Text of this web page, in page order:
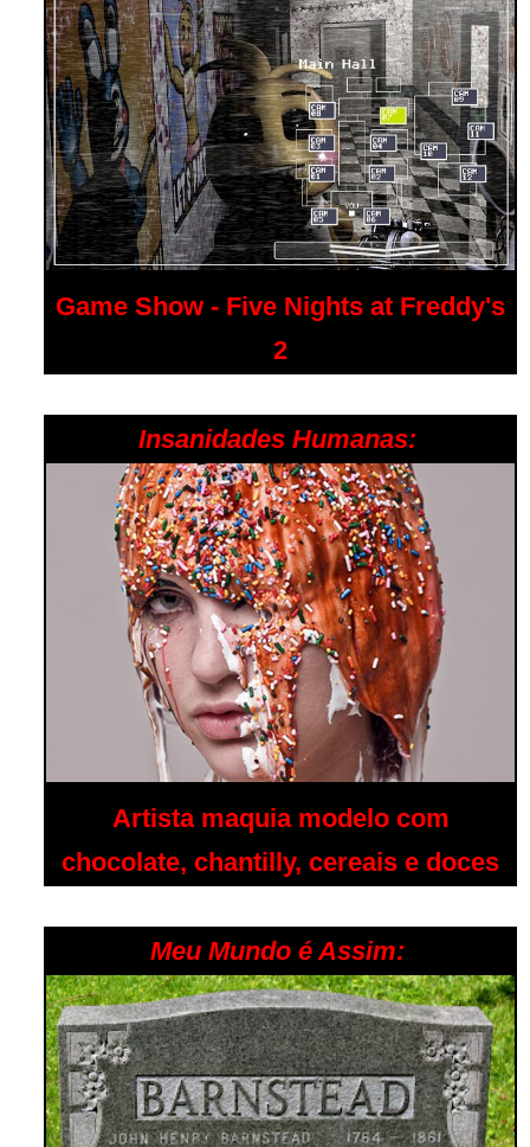
Game Show - Five Nights at Freddy's
2
Insanidades Humanas:
Artista maquia modelo com
chocolate, chantilly, cereais e doces
Meu Mundo é Assim: